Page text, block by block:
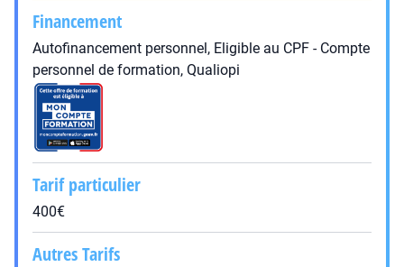
Financement
Autofinancement personnel, Eligible au CPF - Compte
personnel de formation, Qualiopi
Tarif particulier
400€
Autres Tarifs